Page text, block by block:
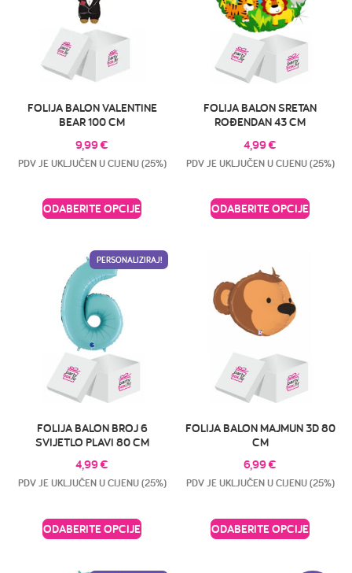
FOLIJA BALON VALENTINE
BEAR 100 CM
9,99€
PDV JE UKLJUČEN U CIJENU (25%)
ODABERITE OPCIJE
FOLIJA BALON SRETAN
ROĐENDAN 43 CM
4,99€
PDV JE UKLJUČEN U CIJENU (25%)
ODABERITE OPCIJE
PERSONALIZIRAJ!
FOLIJA BALON BROJ 6
SVIJETLO PLAVI 80 CM
4,99€
PDV JE UKLJUČEN U CIJENU (25%)
ODABERITE OPCIJE
FOLIJA BALON MAJMUN 3D 80
CM
6,99€
PDV JE UKLJUČEN U CIJENU (25%)
ODABERITE OPCIJE